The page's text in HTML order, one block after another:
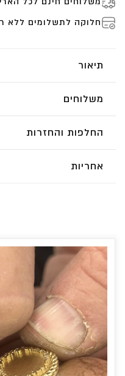
חלוקה לתשלומים ללא
תיאור
משלוחים
החלפות והחזרות
אחריות